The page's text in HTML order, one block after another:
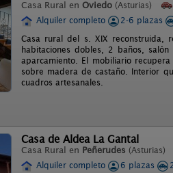
Casa Rural en Oviedo (Asturias)
Alquiler completo
2-6 plazas
Casa rural del s. XIX reconstruida,
habitaciones dobles, 2 baños,
aparcamiento. El mobiliario
sobre madera de castaño. Interior
cuadros artesanales.
Casa de Aldea La Gantal
Casa Rural en Peñerudes (Asturias)
Alquiler completo
6 plazas